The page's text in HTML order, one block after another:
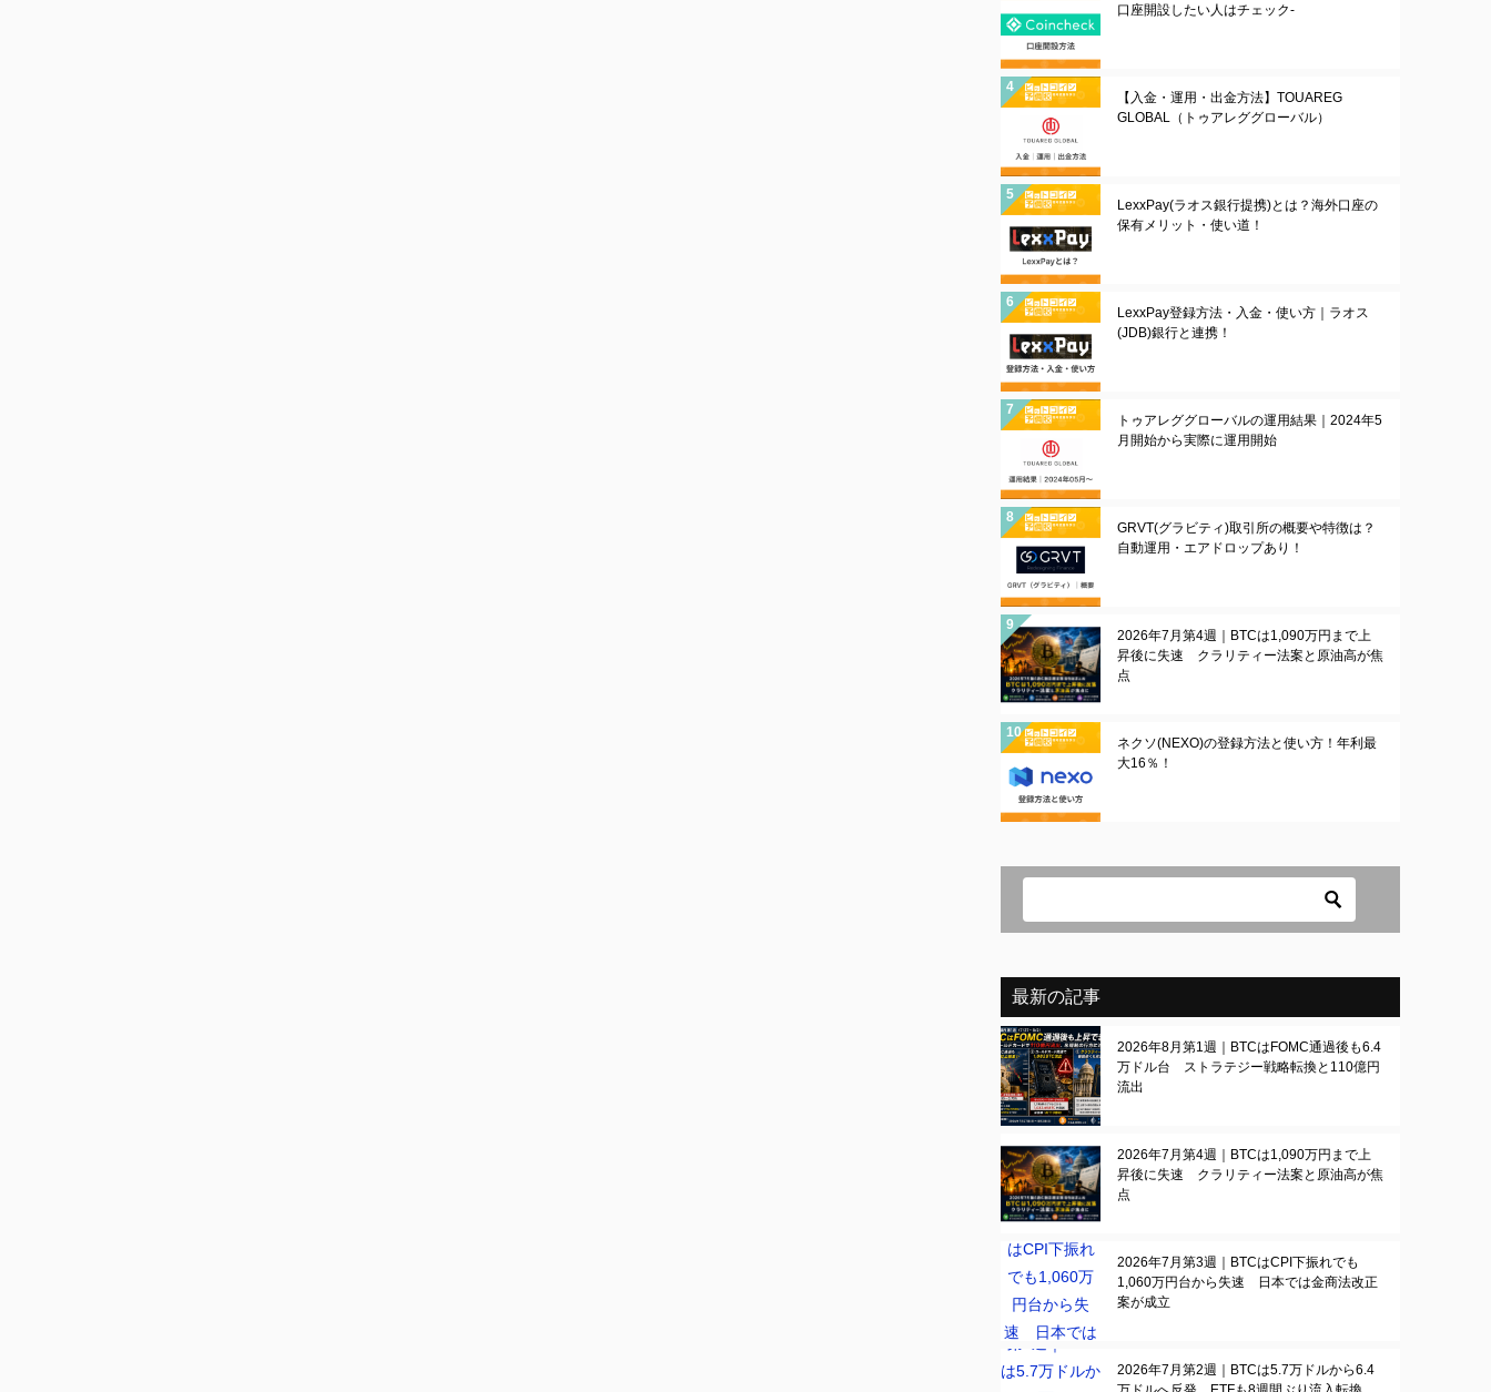
口座開設したい人はチェック-
【入金・運用・出金方法】TOUAREG
GLOBAL（トゥアレググローバル）
LexxPay(ラオス銀行提携)とは？海外口座の
保有メリット・使い道！
LexxPay登録方法・入金・使い方｜ラオス
(JDB)銀行と連携！
トゥアレググローバルの運用結果｜2024年5
月開始から実際に運用開始
GRVT(グラビティ)取引所の概要や特徴は？
自動運用・エアドロップあり！
2026年7月第4週｜BTCは1,090万円まで上
昇後に失速 クラリティー法案と原油高が焦
点
ネクソ(NEXO)の登録方法と使い方！年利最
大16％！
最新の記事
2026年8月第1週｜BTCはFOMC通過後も6.4
万ドル台 ストラテジー戦略転換と110億円
流出
2026年7月第4週｜BTCは1,090万円まで上
昇後に失速 クラリティー法案と原油高が焦
点
2026年7月第3週｜BTCはCPI下振れでも
1,060万円台から失速 日本では金商法改正
案が成立
2026年7月第2週｜BTCは5.7万ドルから6.4